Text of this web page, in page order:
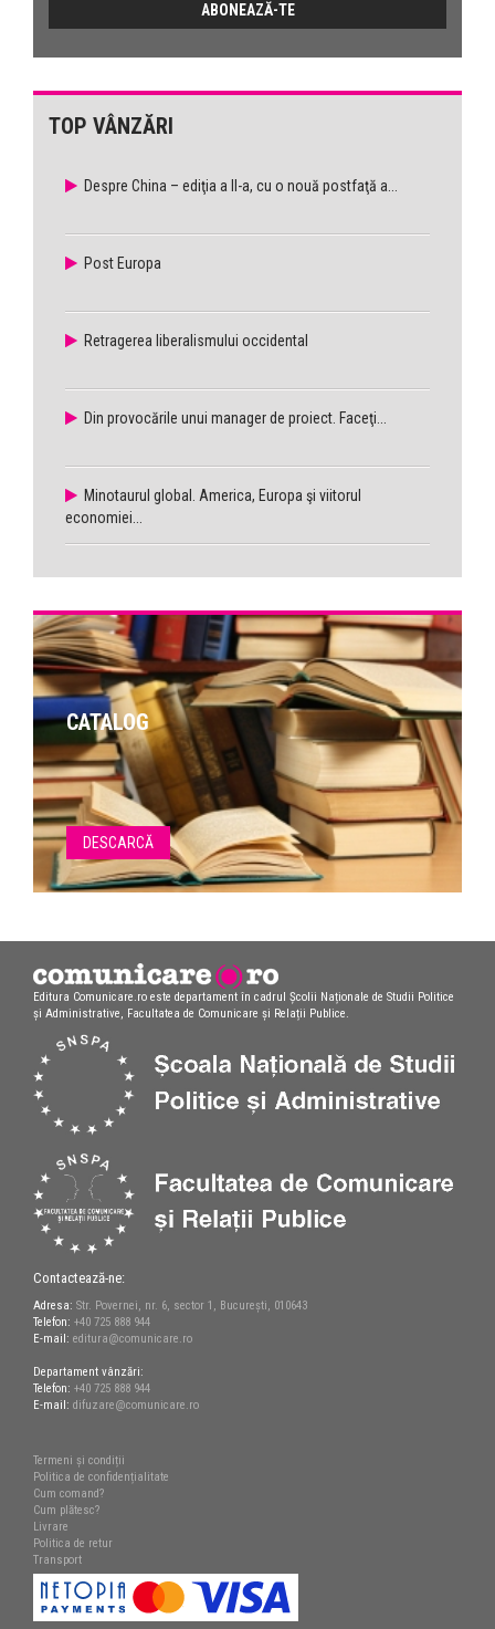
TOP VÂNZĂRI
Despre China – ediţia a II-a, cu o nouă postfaţă a...
Post Europa
Retragerea liberalismului occidental
Din provocările unui manager de proiect. Faceţi...
Minotaurul global. America, Europa şi viitorul
economiei...
CATALOG
DESCARCĂ
Editura Comunicare.ro este departament în cadrul Școlii Naționale de Studii Politice
și Administrative, Facultatea de Comunicare și Relații Publice.
Contactează-ne:
Adresa: Str. Povernei, nr. 6, sector 1, București, 010643
Telefon: +40 725 888 944
E-mail: editura@comunicare.ro
Departament vânzări:
Telefon: +40 725 888 944
E-mail: difuzare@comunicare.ro
Termeni și condiții
Politica de confidențialitate
Cum comand?
Cum plătesc?
Livrare
Politica de retur
Transport